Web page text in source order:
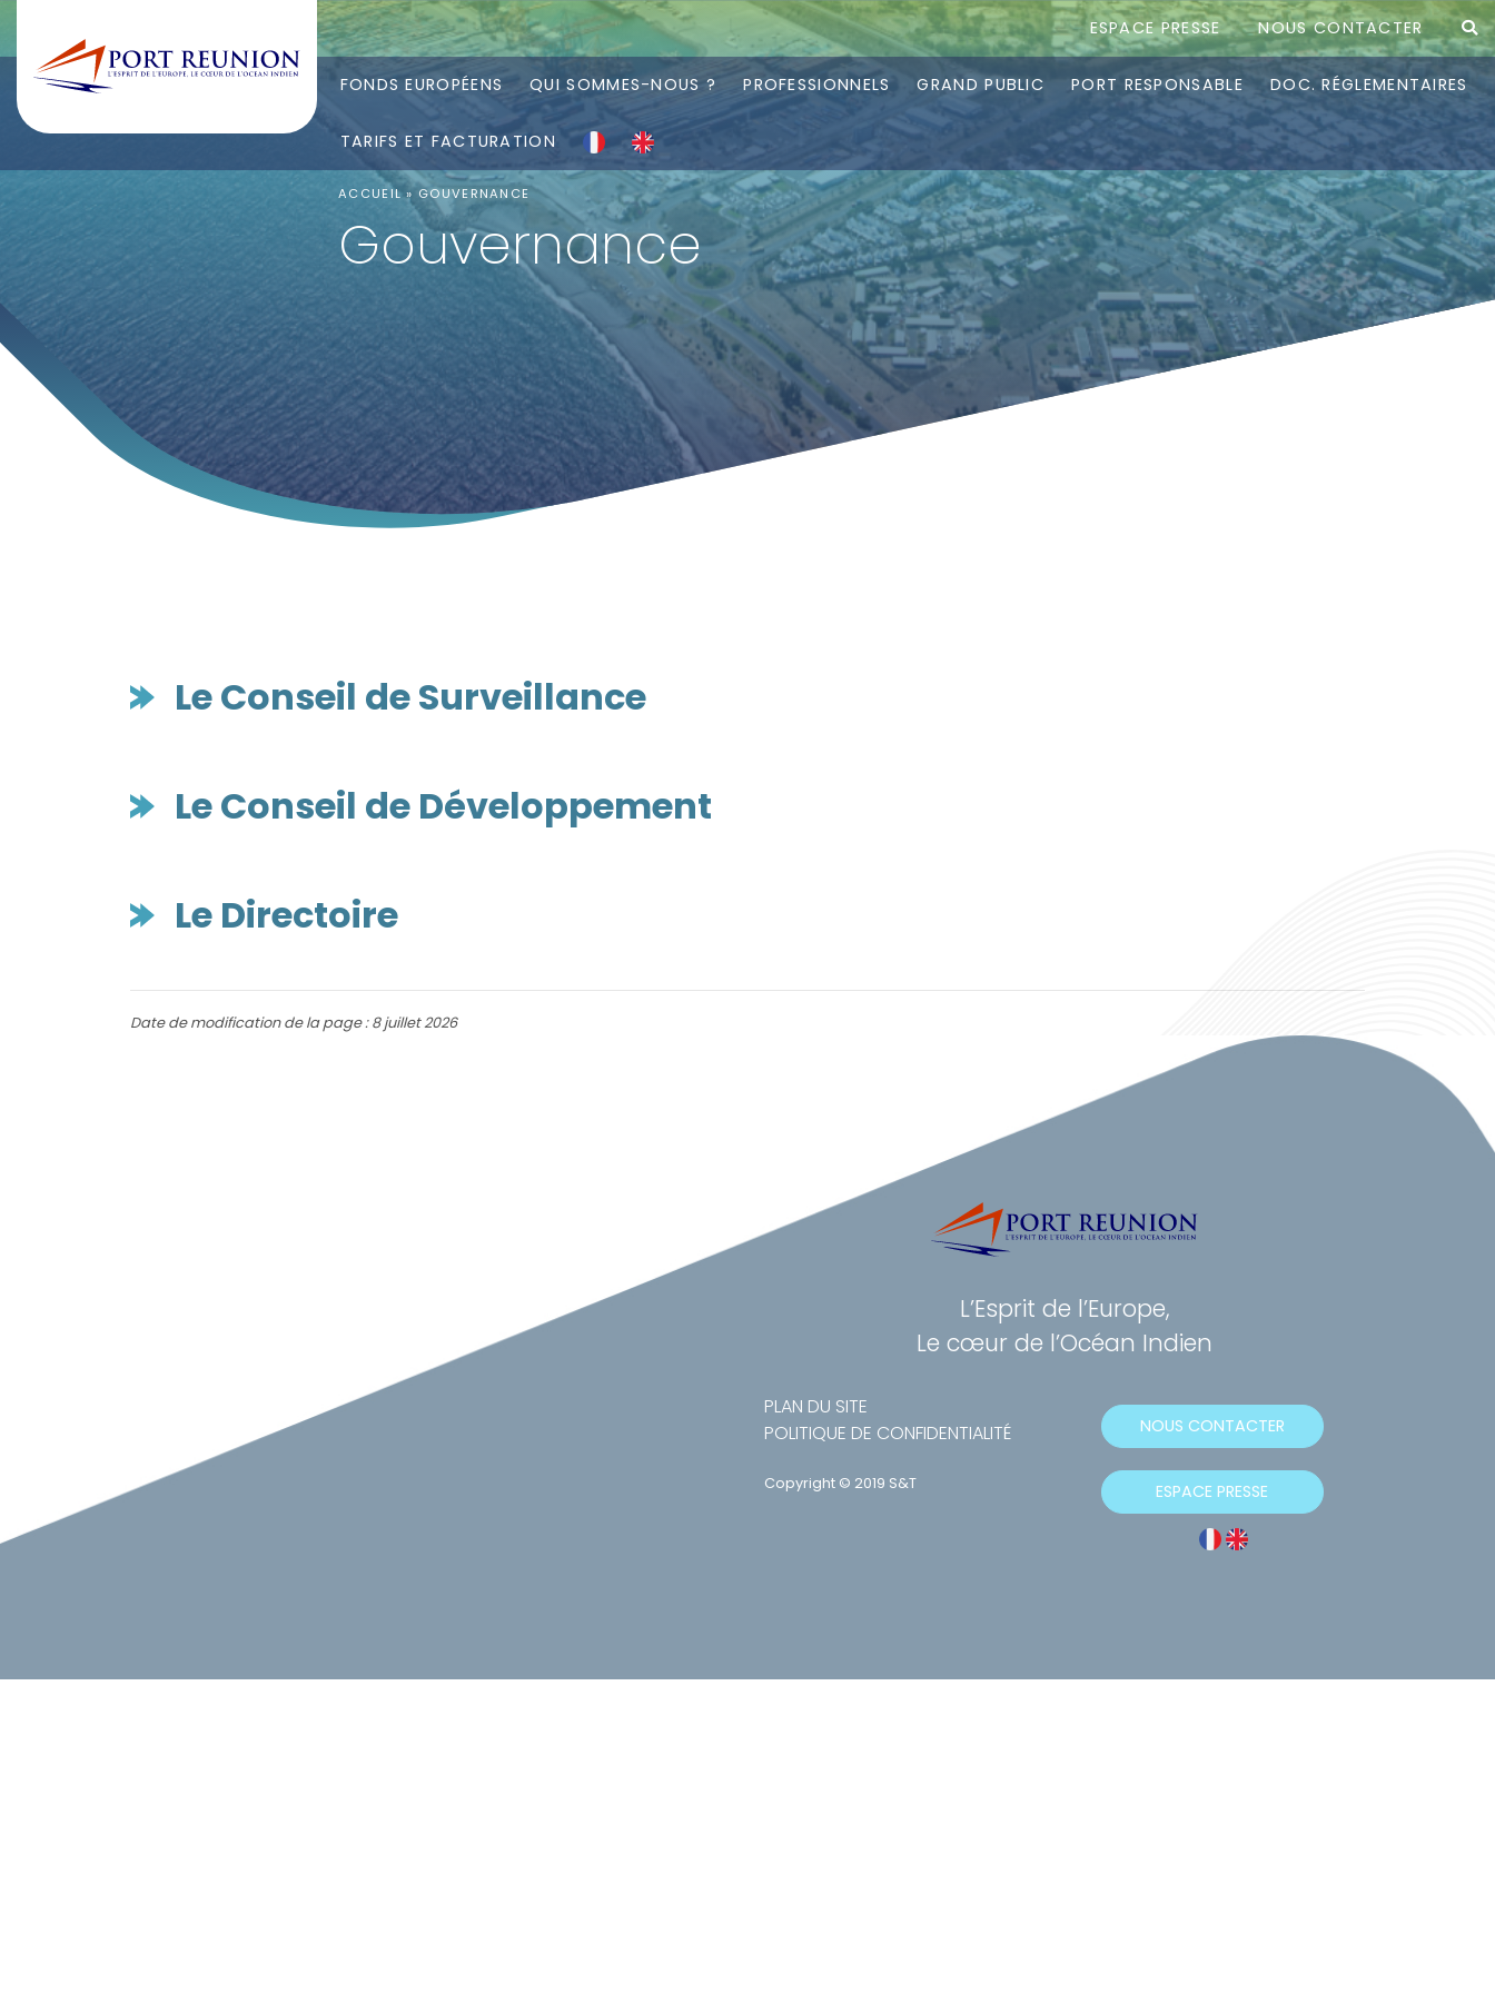
ESPACE PRESSE NOUS CONTACTER
FONDS EUROPÉENS QUI SOMMES-NOUS ? PROFESSIONNELS GRAND PUBLIC PORT RESPONSABLE DOC. RÉGLEMENTAIRES
TARIFS ET FACTURATION
ACCUEIL » GOUVERNANCE
Gouvernance
Le Conseil de Surveillance
Le Conseil de Développement
Le Directoire
Date de modification de la page : 8 juillet 2026
L’Esprit de l’Europe,
Le cœur de l’Océan Indien
PLAN DU SITE
POLITIQUE DE CONFIDENTIALITÉ
Copyright © 2019 S&T
NOUS CONTACTER
ESPACE PRESSE